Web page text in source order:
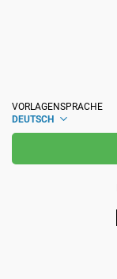
Laboratorien
VORLAGENSPRACHE
DEUTSCH